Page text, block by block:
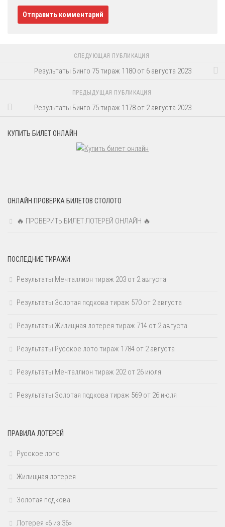
СЛЕДУЮЩАЯ ПУБЛИКАЦИЯ
Результаты Бинго 75 тираж 1180 от 6 августа 2023
ПРЕДЫДУЩАЯ ПУБЛИКАЦИЯ
Результаты Бинго 75 тираж 1178 от 2 августа 2023
КУПИТЬ БИЛЕТ ОНЛАЙН
ОНЛАЙН ПРОВЕРКА БИЛЕТОВ СТОЛОТО
🔥 ПРОВЕРИТЬ БИЛЕТ ЛОТЕРЕЙ ОНЛАЙН 🔥
ПОСЛЕДНИЕ ТИРАЖИ
Результаты Мечталлион тираж 203 от 2 августа
Результаты Золотая подкова тираж 570 от 2 августа
Результаты Жилищная лотерея тираж 714 от 2 августа
Результаты Русское лото тираж 1784 от 2 августа
Результаты Мечталлион тираж 202 от 26 июля
Результаты Золотая подкова тираж 569 от 26 июля
ПРАВИЛА ЛОТЕРЕЙ
Русское лото
Жилищная лотерея
Золотая подкова
Лотерея «6 из 36»